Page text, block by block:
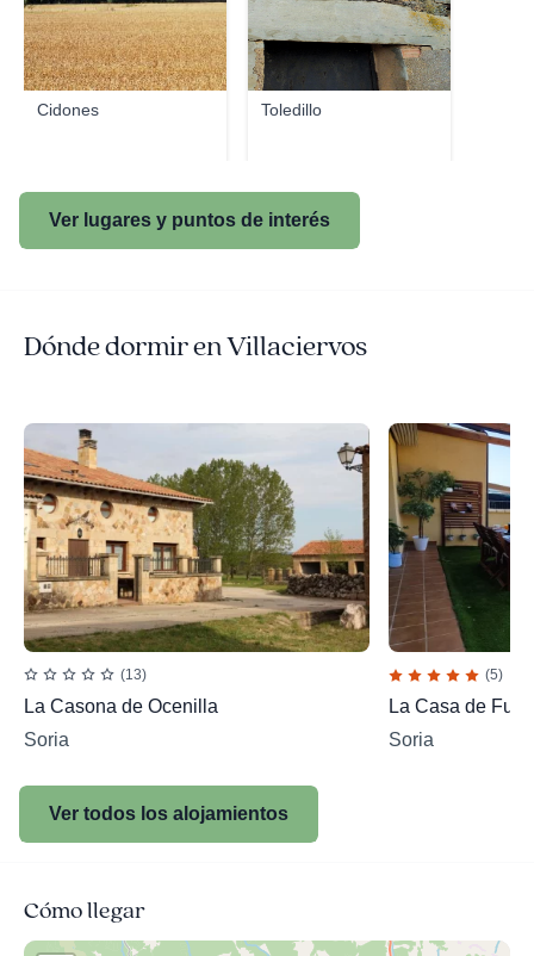
Cidones Toledillo
Ver lugares y puntos de interés
Dónde dormir en Villaciervos
(13)
La Casona de Ocenilla
Soria
(5)
La Casa de
Soria
Ver todos los alojamientos
Cómo llegar